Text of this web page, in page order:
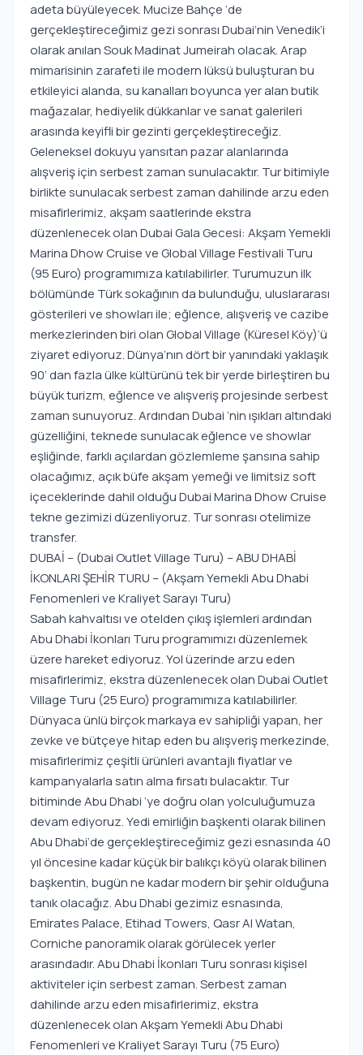
adeta büyüleyecek. Mucize Bahçe ‘de
gerçekleştireceğimiz gezi sonrası Dubai’nin Venedik’i
olarak anılan Souk Madinat Jumeirah olacak. Arap
mimarisinin zarafeti ile modern lüksü buluşturan bu
etkileyici alanda, su kanalları boyunca yer alan butik
mağazalar, hediyelik dükkanlar ve sanat galerileri
arasında keyifli bir gezinti gerçekleştireceğiz.
Geleneksel dokuyu yansıtan pazar alanlarında
alışveriş için serbest zaman sunulacaktır. Tur bitimiyle
birlikte sunulacak serbest zaman dahilinde arzu eden
misafirlerimiz, akşam saatlerinde ekstra
düzenlenecek olan Dubai Gala Gecesi: Akşam Yemekli
Marina Dhow Cruise ve Global Village Festivali Turu
(95 Euro) programımıza katılabilirler. Turumuzun ilk
bölümünde Türk sokağının da bulunduğu, uluslararası
gösterileri ve showları ile; eğlence, alışveriş ve cazibe
merkezlerinden biri olan Global Village (Küresel Köy)’ü
ziyaret ediyoruz. Dünya’nın dört bir yanındaki yaklaşık
90’ dan fazla ülke kültürünü tek bir yerde birleştiren bu
büyük turizm, eğlence ve alışveriş projesinde serbest
zaman sunuyoruz. Ardından Dubai ‘nin ışıkları altındaki
güzelliğini, teknede sunulacak eğlence ve showlar
eşliğinde, farklı açılardan gözlemleme şansına sahip
olacağımız, açık büfe akşam yemeği ve limitsiz soft
içeceklerinde dahil olduğu Dubai Marina Dhow Cruise
tekne gezimizi düzenliyoruz. Tur sonrası otelimize
transfer.
DUBAİ – (Dubai Outlet Village Turu) – ABU DHABİ
İKONLARI ŞEHİR TURU – (Akşam Yemekli Abu Dhabi
Fenomenleri ve Kraliyet Sarayı Turu)
Sabah kahvaltısı ve otelden çıkış işlemleri ardından
Abu Dhabi İkonları Turu programımızı düzenlemek
üzere hareket ediyoruz. Yol üzerinde arzu eden
misafirlerimiz, ekstra düzenlenecek olan Dubai Outlet
Village Turu (25 Euro) programımıza katılabilirler.
Dünyaca ünlü birçok markaya ev sahipliği yapan, her
zevke ve bütçeye hitap eden bu alışveriş merkezinde,
misafirlerimiz çeşitli ürünleri avantajlı fiyatlar ve
kampanyalarla satın alma fırsatı bulacaktır. Tur
bitiminde Abu Dhabi ‘ye doğru olan yolculuğumuza
devam ediyoruz. Yedi emirliğin başkenti olarak bilinen
Abu Dhabi‘de gerçekleştireceğimiz gezi esnasında 40
yıl öncesine kadar küçük bir balıkçı köyü olarak bilinen
başkentin, bugün ne kadar modern bir şehir olduğuna
tanık olacağız. Abu Dhabi gezimiz esnasında,
Emirates Palace, Etihad Towers, Qasr Al Watan,
Corniche panoramik olarak görülecek yerler
arasındadır. Abu Dhabi İkonları Turu sonrası kişisel
aktiviteler için serbest zaman. Serbest zaman
dahilinde arzu eden misafirlerimiz, ekstra
düzenlenecek olan Akşam Yemekli Abu Dhabi
Fenomenleri ve Kraliyet Sarayı Turu (75 Euro)